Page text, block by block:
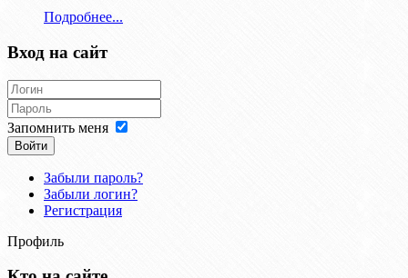
Подробнее...
Вход на сайт
Запомнить меня
Войти
Забыли пароль?
Забыли логин?
Регистрация
Профиль